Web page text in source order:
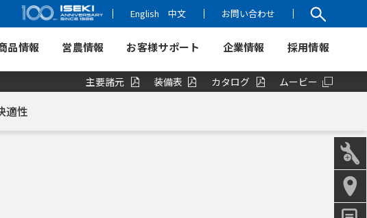
English 中文 お問い合わせ
品情報 営農情報 お客様サポート 企業情報 採用情報
適性
主要諸元 装備表 カタログ ムービー